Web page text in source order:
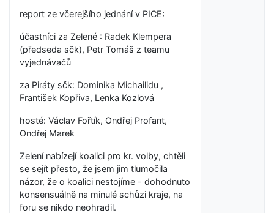
report ze včerejšího jednání v PICE:
účastníci za Zelené : Radek Klempera
(předseda sčk), Petr Tomáš z teamu
vyjednávačů
za Piráty sčk: Dominika Michailidu ,
František Kopřiva, Lenka Kozlová
hosté: Václav Fořtík, Ondřej Profant,
Ondřej Marek
Zelení nabízejí koalici pro kr. volby, chtěli
se sejít přesto, že jsem jim tlumočila
názor, že o koalici nestojíme - dohodnuto
konsensuálně na minulé schůzi kraje, na
foru se nikdo neohradil.